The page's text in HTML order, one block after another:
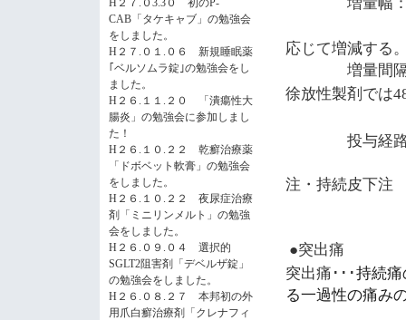
H２７.０3.3０ 初のP-
CAB「タケキャブ」の勉強会
をしました。
H２７.０１.０６ 新規睡眠薬
｢ベルソムラ錠｣の勉強会をし
ました。
H２６.１１.２０ 「潰瘍性大
腸炎」の勉強会に参加しまし
た！
H２６.１０.２２ 乾癬治療薬
「ドボベット軟膏」の勉強会
をしました。
H２６.１０.２２ 夜尿症治療
剤「ミニリンメルト」の勉強
会をしました。
H２６.０９.０４ 選択的
SGLT2阻害剤「デベルザ錠」
の勉強会をしました。
H２６.０８.２７ 本邦初の外
用爪白癬治療剤「クレナフィ
応じて増減する
増量間
徐放性製剤では
投与経
注・持続皮下注
●突出痛
突出痛･･･持続
る一過性の痛み